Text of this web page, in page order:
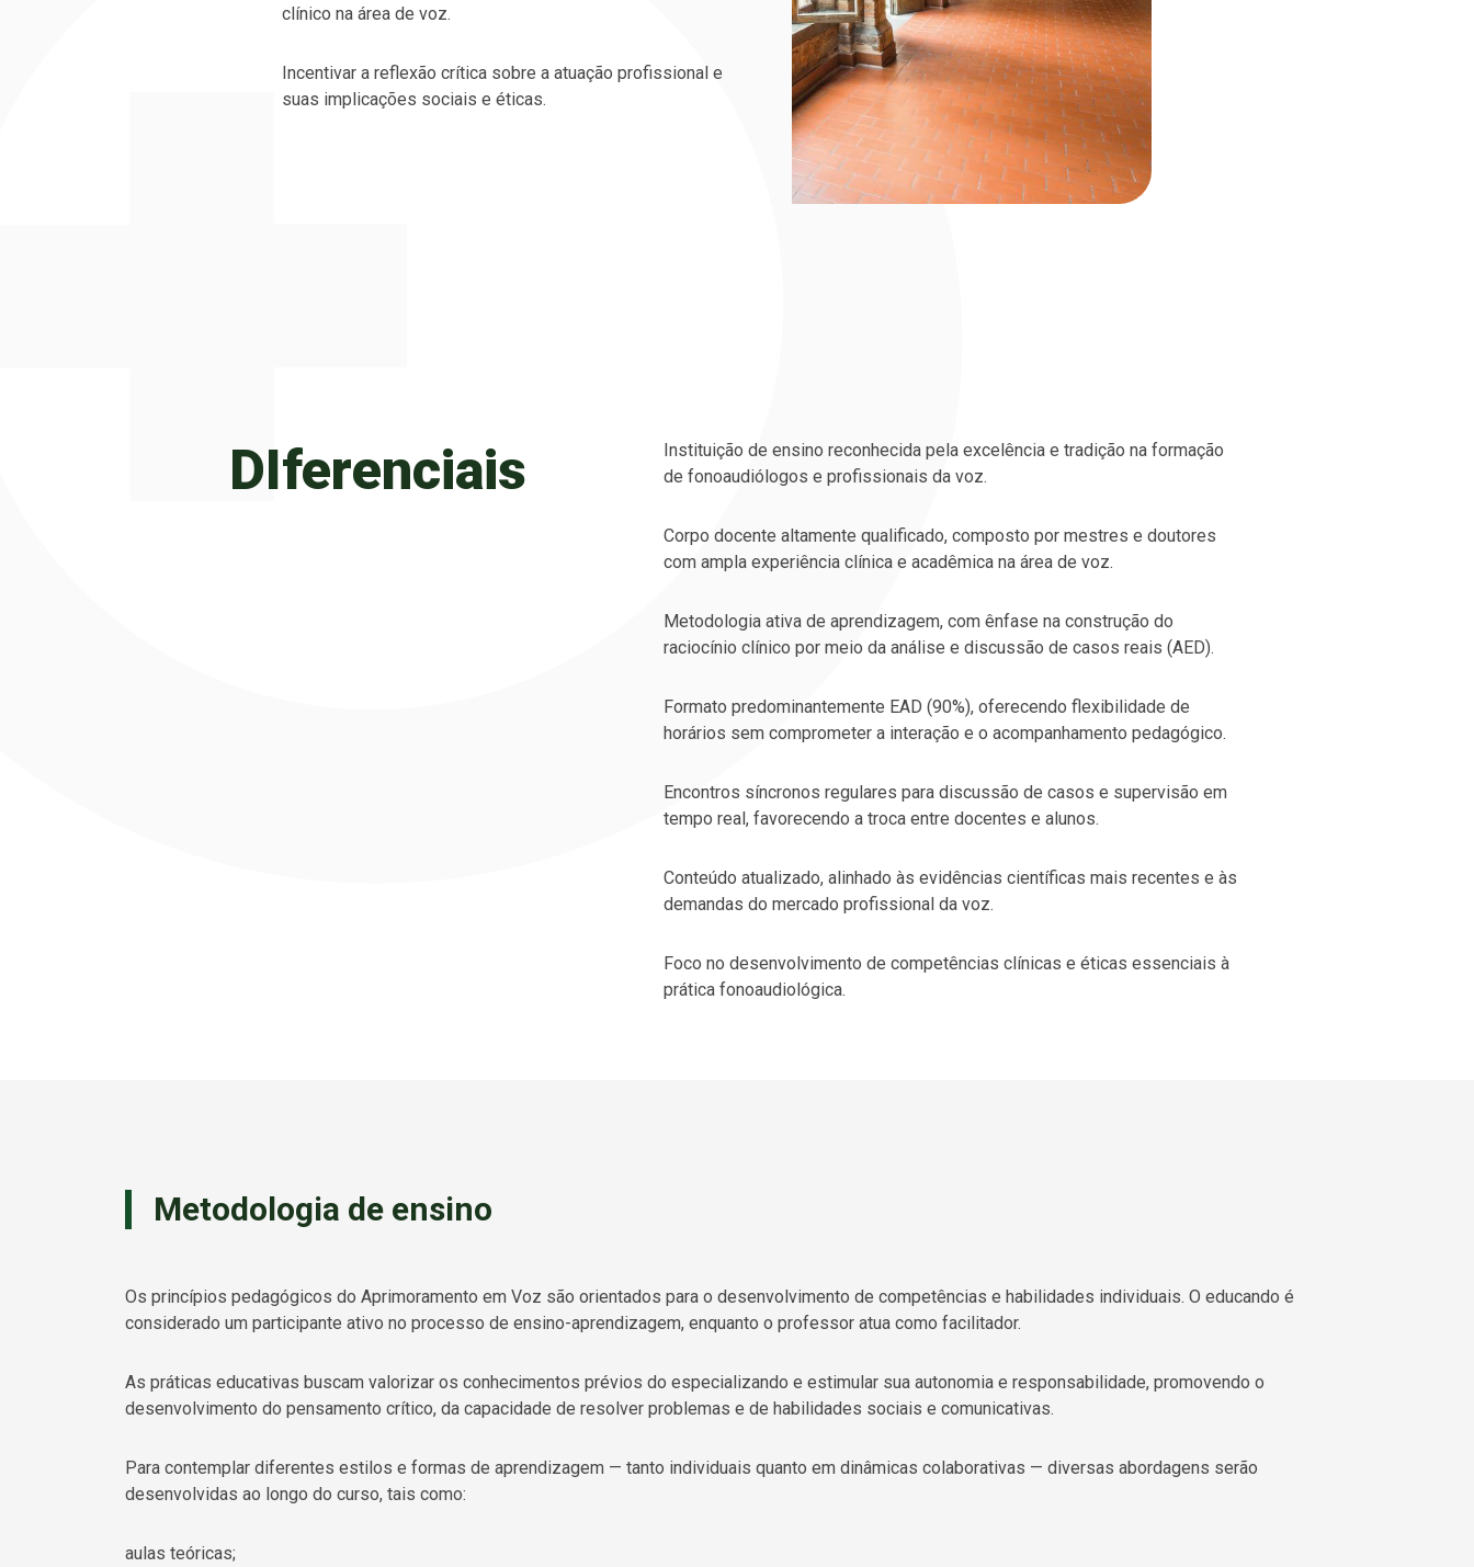
clínico na área de voz.
Incentivar a reflexão crítica sobre a atuação profissional e
suas implicações sociais e éticas.
DIferenciais
Instituição de ensino reconhecida pela excelência e tradição na formação
de fonoaudiólogos e profissionais da voz.
Corpo docente altamente qualificado, composto por mestres e doutores
com ampla experiência clínica e acadêmica na área de voz.
Metodologia ativa de aprendizagem, com ênfase na construção do
raciocínio clínico por meio da análise e discussão de casos reais (AED).
Formato predominantemente EAD (90%), oferecendo flexibilidade de
horários sem comprometer a interação e o acompanhamento pedagógico.
Encontros síncronos regulares para discussão de casos e supervisão em
tempo real, favorecendo a troca entre docentes e alunos.
Conteúdo atualizado, alinhado às evidências científicas mais recentes e às
demandas do mercado profissional da voz.
Foco no desenvolvimento de competências clínicas e éticas essenciais à
prática fonoaudiológica.
Metodologia de ensino
Os princípios pedagógicos do Aprimoramento em Voz são orientados para o desenvolvimento de competências e habilidades individuais. O educando é
considerado um participante ativo no processo de ensino-aprendizagem, enquanto o professor atua como facilitador.
As práticas educativas buscam valorizar os conhecimentos prévios do especializando e estimular sua autonomia e responsabilidade, promovendo o
desenvolvimento do pensamento crítico, da capacidade de resolver problemas e de habilidades sociais e comunicativas.
Para contemplar diferentes estilos e formas de aprendizagem — tanto individuais quanto em dinâmicas colaborativas — diversas abordagens serão
desenvolvidas ao longo do curso, tais como:
aulas teóricas;